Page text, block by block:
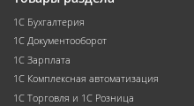
1С Бухгалтерия
1С Документооборот
1С Зарплата
1С Комплексная автоматизация
1С Торговля и 1С Розница